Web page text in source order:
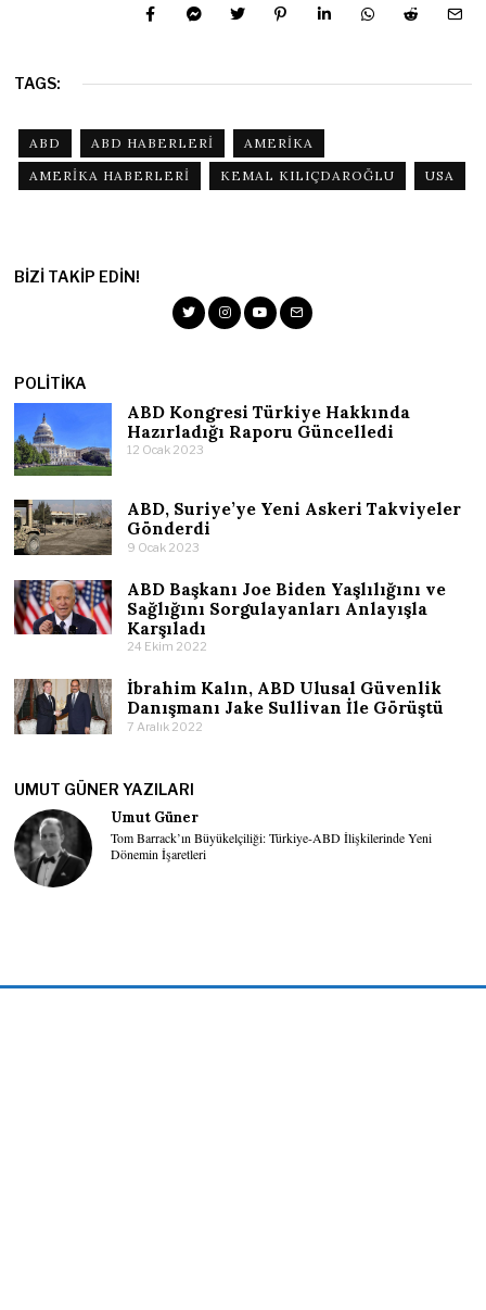
TAGS:
ABD ABD HABERLERI
AMERIKA
AMERIKA HABERLERI
KEMAL KILIÇDAROĞLU USA
BIZI TAKIP EDIN!
POLITIKA
ABD Kongresi Türkiye Hakkında
Hazırladığı Raporu Güncelledi
12 Ocak 2023
ABD, Suriye’ye Yeni Askeri Takviyeler
Gönderdi
9 Ocak 2023
ABD Başkanı Joe Biden Yaşlılığını ve
Sağlığını Sorgulayanları Anlayışla
Karşıladı
24 Ekim 2022
İbrahim Kalın, ABD Ulusal Güvenlik
Danışmanı Jake Sullivan İle Görüştü
7 Aralık 2022
UMUT GÜNER YAZILARI
Umut Güner
Tom Barrack’ın Büyükelçiliği: Türkiye-ABD İlişkilerinde Yeni
Dönemin İşaretleri